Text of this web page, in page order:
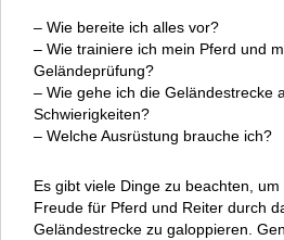
– Wie bereite ich alles vor?
– Wie trainiere ich mein Pferd und
Geländeprüfung?
– Wie gehe ich die Geländestrecke
Schwierigkeiten?
– Welche Ausrüstung brauche ich?
Es gibt viele Dinge zu beachten,
Freude für Pferd und Reiter durch
Geländestrecke zu galoppieren.